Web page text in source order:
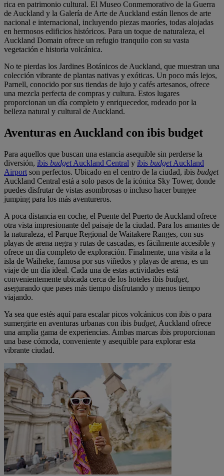
rica en patrimonio cultural. El Museo Conmemorativo de la Guerra
de Auckland y la Galería de Arte de Auckland están llenos de arte
nacional e internacional, incluyendo piezas maoríes, todas alojadas
en hermosos edificios históricos. Para un toque de naturaleza, el
Auckland Domain ofrece un refugio tranquilo con su vasta
vegetación e historia volcánica.
No te pierdas los Jardines Botánicos de Auckland, que muestran una
colección vibrante de plantas nativas y exóticas. Un poco más lejos,
Parnell, conocido por sus tiendas de lujo y cafés artesanos, ofrece
una mezcla perfecta de compras y cultura. Estos lugares
proporcionan un día completo y enriquecedor, rodeado por la
belleza natural y cultural de Auckland.
Aventuras en Auckland con ibis budget
Para aquellos que buscan una estancia asequible sin perderse la
diversión, ibis budgetAuckland Central y ibis budgetAuckland
Airport son perfectos. Ubicado en el centro de la ciudad, ibis budget
Auckland Central está a solo pasos de la icónica Sky Tower, donde
puedes disfrutar de vistas asombrosas o incluso hacer bungee
jumping para los más aventureros.
A poca distancia en coche, el Puente del Puerto de Auckland ofrece
otra vista impresionante del paisaje de la ciudad. Para los amantes de
la naturaleza, el Parque Regional de Waitakere Ranges, con sus
playas de arena negra y rutas de cascadas, es fácilmente accesible y
ofrece un día completo de exploración. Finalmente, una visita a la
isla de Waiheke, famosa por sus viñedos y playas de arena, es un
viaje de un día ideal. Cada una de estas actividades está
convenientemente ubicada cerca de los hoteles ibis budget,
asegurando que pases más tiempo disfrutando y menos tiempo
viajando.
Ya sea que estés aquí para escalar picos volcánicos con ibis o para
sumergirte en aventuras urbanas con ibis budget, Auckland ofrece
una amplia gama de experiencias. Ambas marcas ibis proporcionan
una base cómoda, conveniente y asequible para explorar esta
vibrante ciudad.